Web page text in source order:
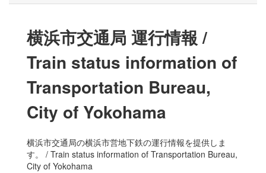
横浜市交通局 運行情報 /
Train status information of
Transportation Bureau,
City of Yokohama
横浜市交通局の横浜市営地下鉄の運行情報を提供しま
す。 / Train status information of Transportation Bureau,
City of Yokohama